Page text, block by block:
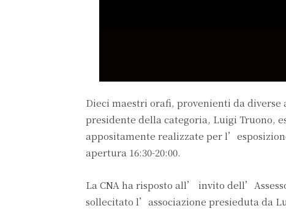
Dieci maestri orafi, provenienti da
presidente della categoria, Luigi Truono,
appositamente realizzate per
apertura 16:30-20:00.
La CNA ha risposto all’ invito
sollecitato l’associazione presieduta da